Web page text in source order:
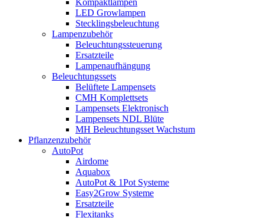
Kompaktlampen
LED Growlampen
Stecklingsbeleuchtung
Lampenzubehör
Beleuchtungssteuerung
Ersatzteile
Lampenaufhängung
Beleuchtungssets
Belüftete Lampensets
CMH Komplettsets
Lampensets Elektronisch
Lampensets NDL Blüte
MH Beleuchtungsset Wachstum
Pflanzenzubehör
AutoPot
Airdome
Aquabox
AutoPot & 1Pot Systeme
Easy2Grow Systeme
Ersatzteile
Flexitanks